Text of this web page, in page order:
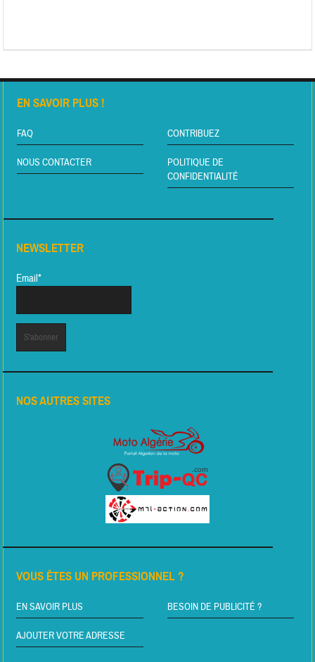
EN SAVOIR PLUS !
FAQ CONTRIBUEZ
NOUS CONTACTER
POLITIQUE DE
CONFIDENTIALITÉ
NEWSLETTER
Email*
NOS AUTRES SITES
VOUS ÊTES UN PROFESSIONNEL ?
EN SAVOIR PLUS BESOIN DE PUBLICITÉ ?
AJOUTER VOTRE ADRESSE